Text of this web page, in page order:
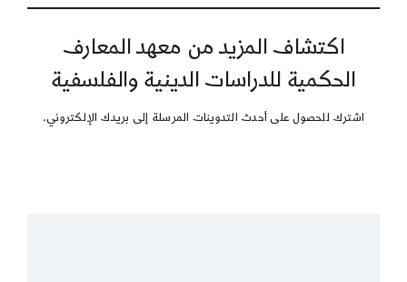
اكتشاف المزيد من معهد المعارف
الحكمية للدراسات الدينية والفلسفية
اشترك للحصول على أحدث التدوينات المرسلة إلى بريدك الإلكتروني.